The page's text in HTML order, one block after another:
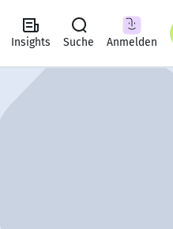
Insights Suche Anmelden